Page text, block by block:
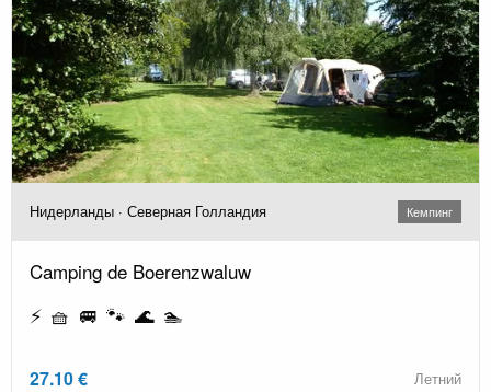
Нидерланды · Северная Голландия Кемпинг
Camping de Boerenzwaluw
⚡ 🧺 🚐 🐾 🌊 🏊
27.10 € Летний